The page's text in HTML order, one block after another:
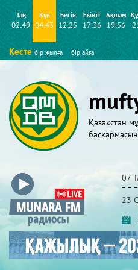
Таң
02:49
Күн
04:43
Бесін
12:25
Екінті
17:36
Ақшам
19:56
Кесте бір жылға бір айға
Қазақстан
07
23